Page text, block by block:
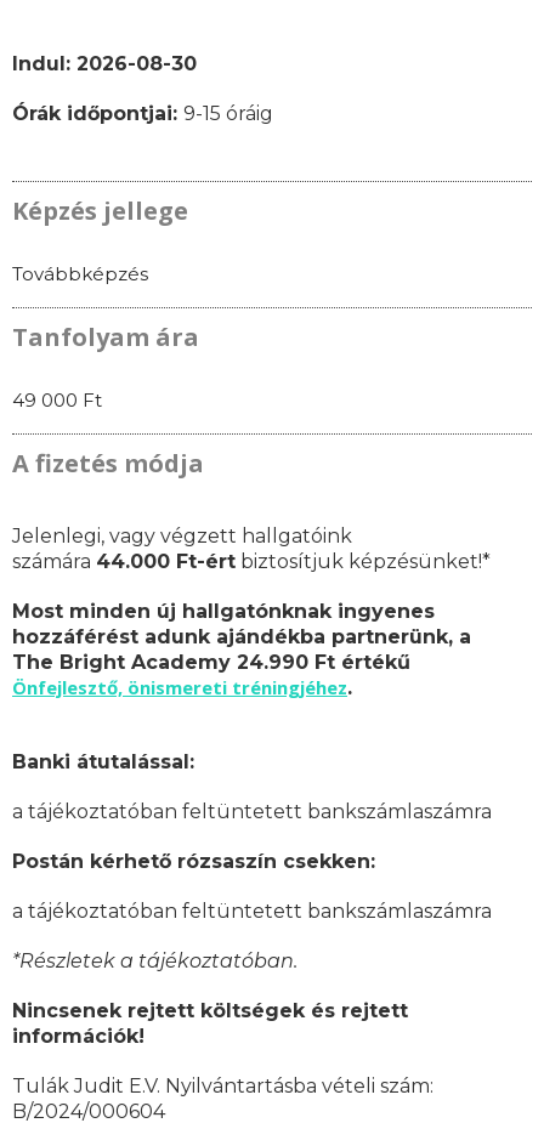
Indul: 2026-08-30
Órák időpontjai: 9-15 óráig
Képzés jellege
Továbbképzés
Tanfolyam ára
49 000 Ft
A fizetés módja
Jelenlegi, vagy végzett hallgatóink
számára 44.000 Ft-ért biztosítjuk képzésünket!*
Most minden új hallgatónknak ingyenes
hozzáférést adunk ajándékba partnerünk, a
The Bright Academy 24.990 Ft értékű
Önfejlesztő, önismereti tréningjéhez.
Banki átutalással:
a tájékoztatóban feltüntetett bankszámlaszámra
Postán kérhető rózsaszín csekken:
a tájékoztatóban feltüntetett bankszámlaszámra
*Részletek a tájékoztatóban.
Nincsenek rejtett költségek és rejtett
információk!
Tulák Judit E.V. Nyilvántartásba vételi szám:
B/2024/000604